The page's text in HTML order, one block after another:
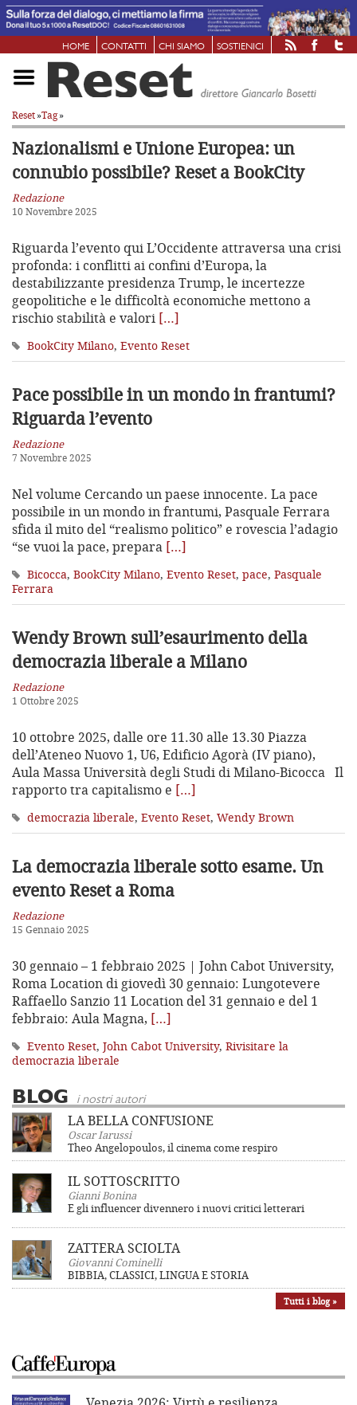
HOME CONTATTI CHI SIAMO SOSTIENICI
Reset»Tag»
Nazionalismi e Unione Europea: un
connubio possibile? Reset a BookCity
Redazione
10 Novembre 2025
Riguarda l’evento qui L’Occidente attraversa una crisi
profonda: i conflitti ai confini d’Europa, la
destabilizzante presidenza Trump, le incertezze
geopolitiche e le difficoltà economiche mettono a
rischio stabilità e valori […]
BookCity Milano, Evento Reset
Pace possibile in un mondo in frantumi?
Riguarda l’evento
Redazione
7 Novembre 2025
Nel volume Cercando un paese innocente. La pace
possibile in un mondo in frantumi, Pasquale Ferrara
sfida il mito del “realismo politico” e rovescia l’adagio
“se vuoi la pace, prepara […]
Bicocca, BookCity Milano, Evento Reset, pace, Pasquale
Ferrara
Wendy Brown sull’esaurimento della
democrazia liberale a Milano
Redazione
1 Ottobre 2025
10 ottobre 2025, dalle ore 11.30 alle 13.30 Piazza
dell’Ateneo Nuovo 1, U6, Edificio Agorà (IV piano),
Aula Massa Università degli Studi di Milano-Bicocca Il
rapporto tra capitalismo e […]
democrazia liberale, Evento Reset, Wendy Brown
La democrazia liberale sotto esame.Un
evento Reset a Roma
Redazione
15 Gennaio 2025
30 gennaio – 1 febbraio 2025 | John Cabot University,
Roma Location di giovedì 30 gennaio: Lungotevere
Raffaello Sanzio 11 Location del 31 gennaio e del 1
febbraio: Aula Magna, […]
Evento Reset, John Cabot University, Rivisitare la
democrazia liberale
BLOG i nostri autori
LA BELLA CONFUSIONE
Oscar Iarussi
Theo Angelopoulos, il cinema come respiro
IL SOTTOSCRITTO
Gianni Bonina
E gli influencer divennero i nuovi critici letterari
ZATTERA SCIOLTA
Giovanni Cominelli
BIBBIA, CLASSICI, LINGUA E STORIA
Tutti i blog »